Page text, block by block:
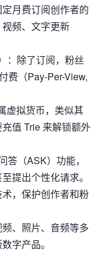
月费订阅创作者的
频、文字更新
：除了订阅，粉丝
费（Pay-Per-View,
虚拟货币，类似其
值 Trie 来解锁额外
答（ASK）功能，
提出个性化请求。
，保护创作者和粉
、照片、音频等多
字产品。